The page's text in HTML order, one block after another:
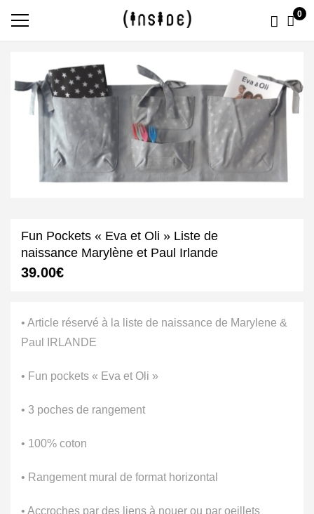
0
Fun Pockets « Eva et Oli » Liste de
naissance Marylène et Paul Irlande
39.00€
• Article réservé à la liste de naissance de Marylene &
Paul IRLANDE
• Fun pockets « Eva et Oli »
• 3 poches de rangement
• 100% coton
• Rangement mural de format horizontal
• Accroches par des liens à nouer ou par oeillets